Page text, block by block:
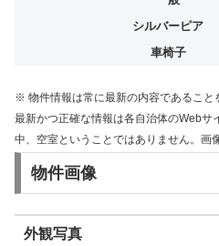
シルバーピア
車椅子
※ 物件情報は常に最新の内容であること
最新かつ正確な情報は各自治体のWebサ
中、空室ということではありません。画
物件画像
外観写真